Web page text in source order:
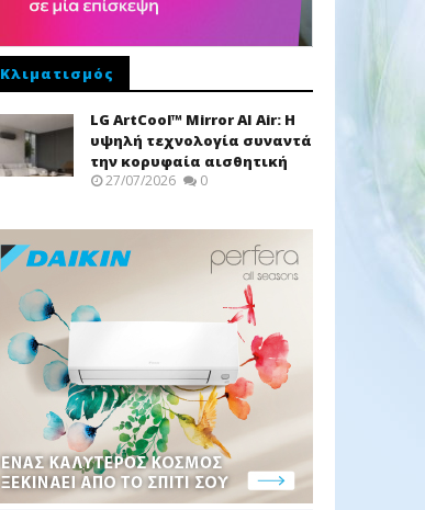
Κλιματισμός
LG ArtCool™ Mirror AI Air: Η
υψηλή τεχνολογία συναντά
την κορυφαία αισθητική
27/07/2026 0